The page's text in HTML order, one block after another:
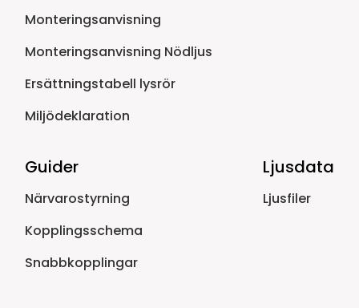
Monteringsanvisning
Monteringsanvisning Nödljus
Ersättningstabell lysrör
Miljödeklaration
Guider
Närvarostyrning
Kopplingsschema
Snabbkopplingar
Ljusdata
Ljusfiler